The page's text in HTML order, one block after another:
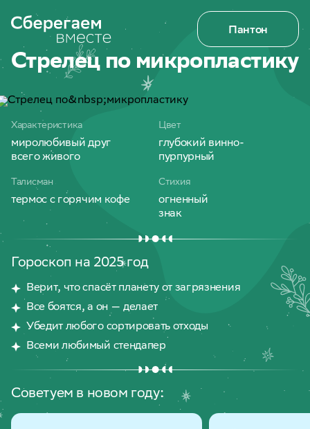
Пантон
Стрелец по микропластику
Характеристика
миролюбивый друг
всего живого
Цвет
глубокий винно-
пурпурный
Талисман
термос с горячим кофе
Стихия
огненный
знак
Гороскоп на 2025 год
Верит, что спасёт планету от загрязнения
Все боятся, а он — делает
Убедит любого сортировать отходы
Всеми любимый стендапер
Советуем в новом году: